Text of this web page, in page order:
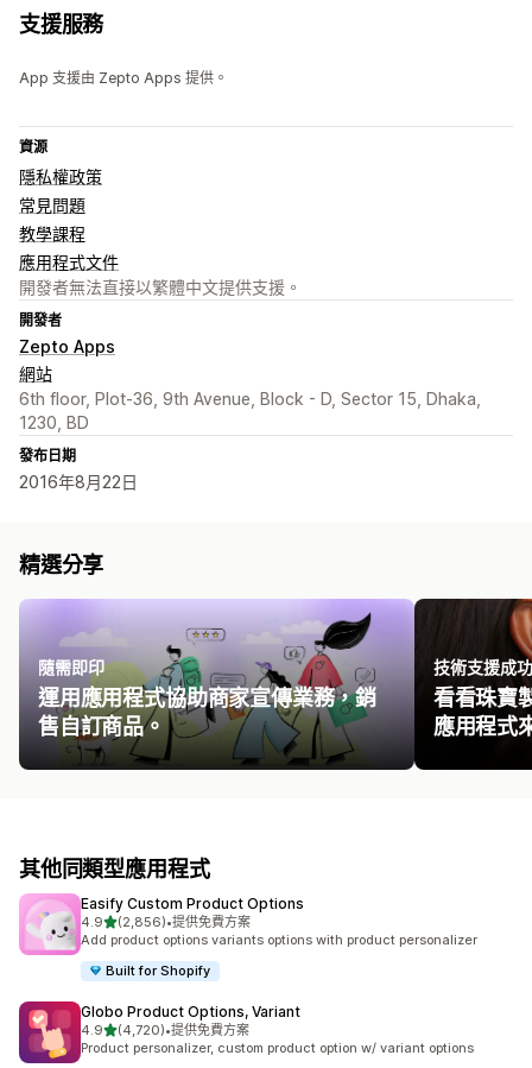
支援服務
App 支援由 Zepto Apps 提供。
資源
隱私權政策
常見問題
教學課程
應用程式文件
開發者無法直接以繁體中文提供支援。
開發者
Zepto Apps
網站
6th floor, Plot-36, 9th Avenue, Block - D, Sector 15, Dhaka,
1230, BD
發布日期
2016年8月22日
精選分享
隨需即印
運用應用程式協助商家宣傳業務，銷
售自訂商品。
技術支援成
看看珠寶
應用程式
其他同類型應用程式
Easify Custom Product Options
4.9滿分 5 顆星
(2,856)
共有 2856 則評價
•提供免費方案
Add product options variants options with product personalizer
Built for Shopify
Globo Product Options, Variant
4.9滿分 5 顆星
(4,720)
共有 4720 則評價
•提供免費方案
Product personalizer, custom product option w/ variant options